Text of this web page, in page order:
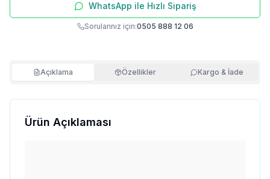
WhatsApp ile Hızlı Sipariş
Sorularınız için:0505 888 12 06
Açıklama Özellikler Kargo & İade
Ürün Açıklaması